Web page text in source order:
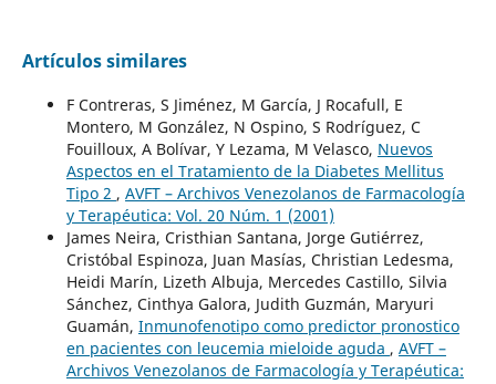
Artículos similares
F Contreras, S Jiménez, M García, J Rocafull, E
Montero, M González, N Ospino, S Rodríguez, C
Fouilloux, A Bolívar, Y Lezama, M Velasco, Nuevos
Aspectos en el Tratamiento de la Diabetes Mellitus
Tipo 2 , AVFT – Archivos Venezolanos de Farmacología
y Terapéutica: Vol. 20 Núm. 1 (2001)
James Neira, Cristhian Santana, Jorge Gutiérrez,
Cristóbal Espinoza, Juan Masías, Christian Ledesma,
Heidi Marín, Lizeth Albuja, Mercedes Castillo, Silvia
Sánchez, Cinthya Galora, Judith Guzmán, Maryuri
Guamán, Inmunofenotipo como predictor pronostico
en pacientes con leucemia mieloide aguda , AVFT –
Archivos Venezolanos de Farmacología y Terapéutica: